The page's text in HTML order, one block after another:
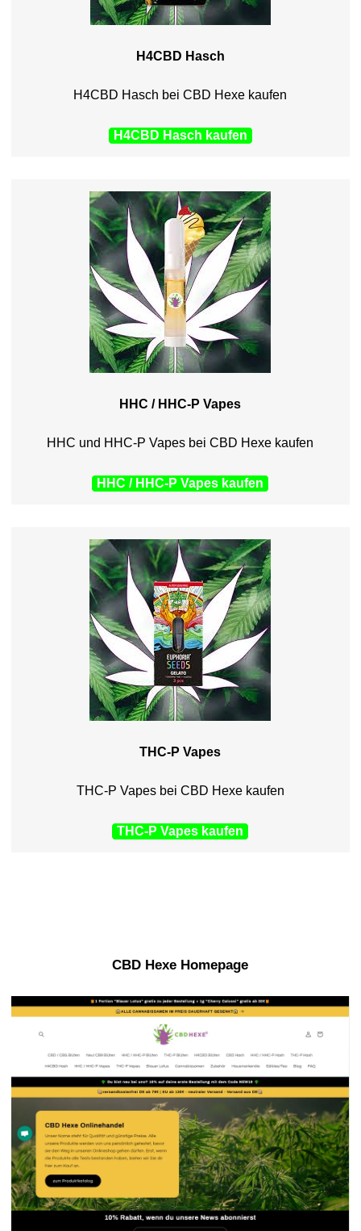
H4CBD Hasch
H4CBD Hasch bei CBD Hexe kaufen
H4CBD Hasch kaufen
HHC / HHC-P Vapes
HHC und HHC-P Vapes bei CBD Hexe kaufen
HHC / HHC-P Vapes kaufen
THC-P Vapes
THC-P Vapes bei CBD Hexe kaufen
THC-P Vapes kaufen
CBD Hexe Homepage